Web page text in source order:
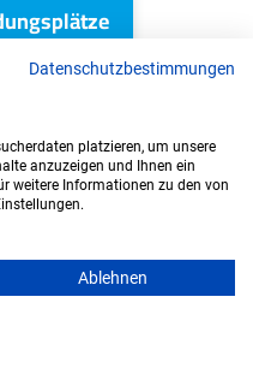
Datenschutzbestimmungen
platzieren, um unsere
anzuzeigen und Ihnen ein
weitere Informationen zu den von
Ablehnen